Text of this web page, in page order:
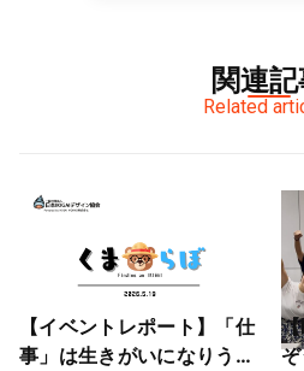
関連
Related
【イベントレポート】「仕
事」は生きがいになりうる